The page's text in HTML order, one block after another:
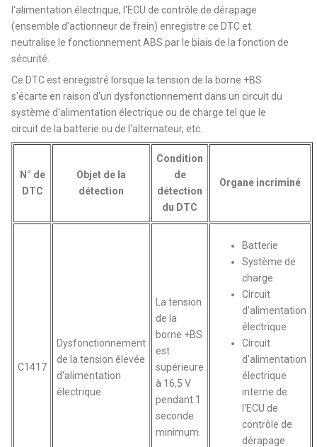
l'alimentation électrique, l'ECU de contrôle de dérapage
(ensemble d'actionneur de frein) enregistre ce DTC et
neutralise le fonctionnement ABS par le biais de la fonction de
sécurité.
Ce DTC est enregistré lorsque la tension de la borne +BS
s'écarte en raison d'un dysfonctionnement dans un circuit du
système d'alimentation électrique ou de charge tel que le
circuit de la batterie ou de l'alternateur, etc.
N° de
DTC
Objet de la
détection
Condition
de
détection
du DTC
Organe incriminé
C1417
Dysfonctionnement
de la tension élevée
d'alimentation
électrique
La tension
de la
borne +BS
est
supérieure
à 16,5 V
pendant 1
seconde
minimum.
Batterie
Système de
charge
Circuit
d'alimentation
électrique
Circuit
d'alimentation
électrique
interne de
l'ECU de
contrôle de
dérapage